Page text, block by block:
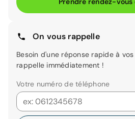
On vous rappelle
Besoin d'une réponse rapide à
rappelle immédiatement !
Votre numéro de téléphone